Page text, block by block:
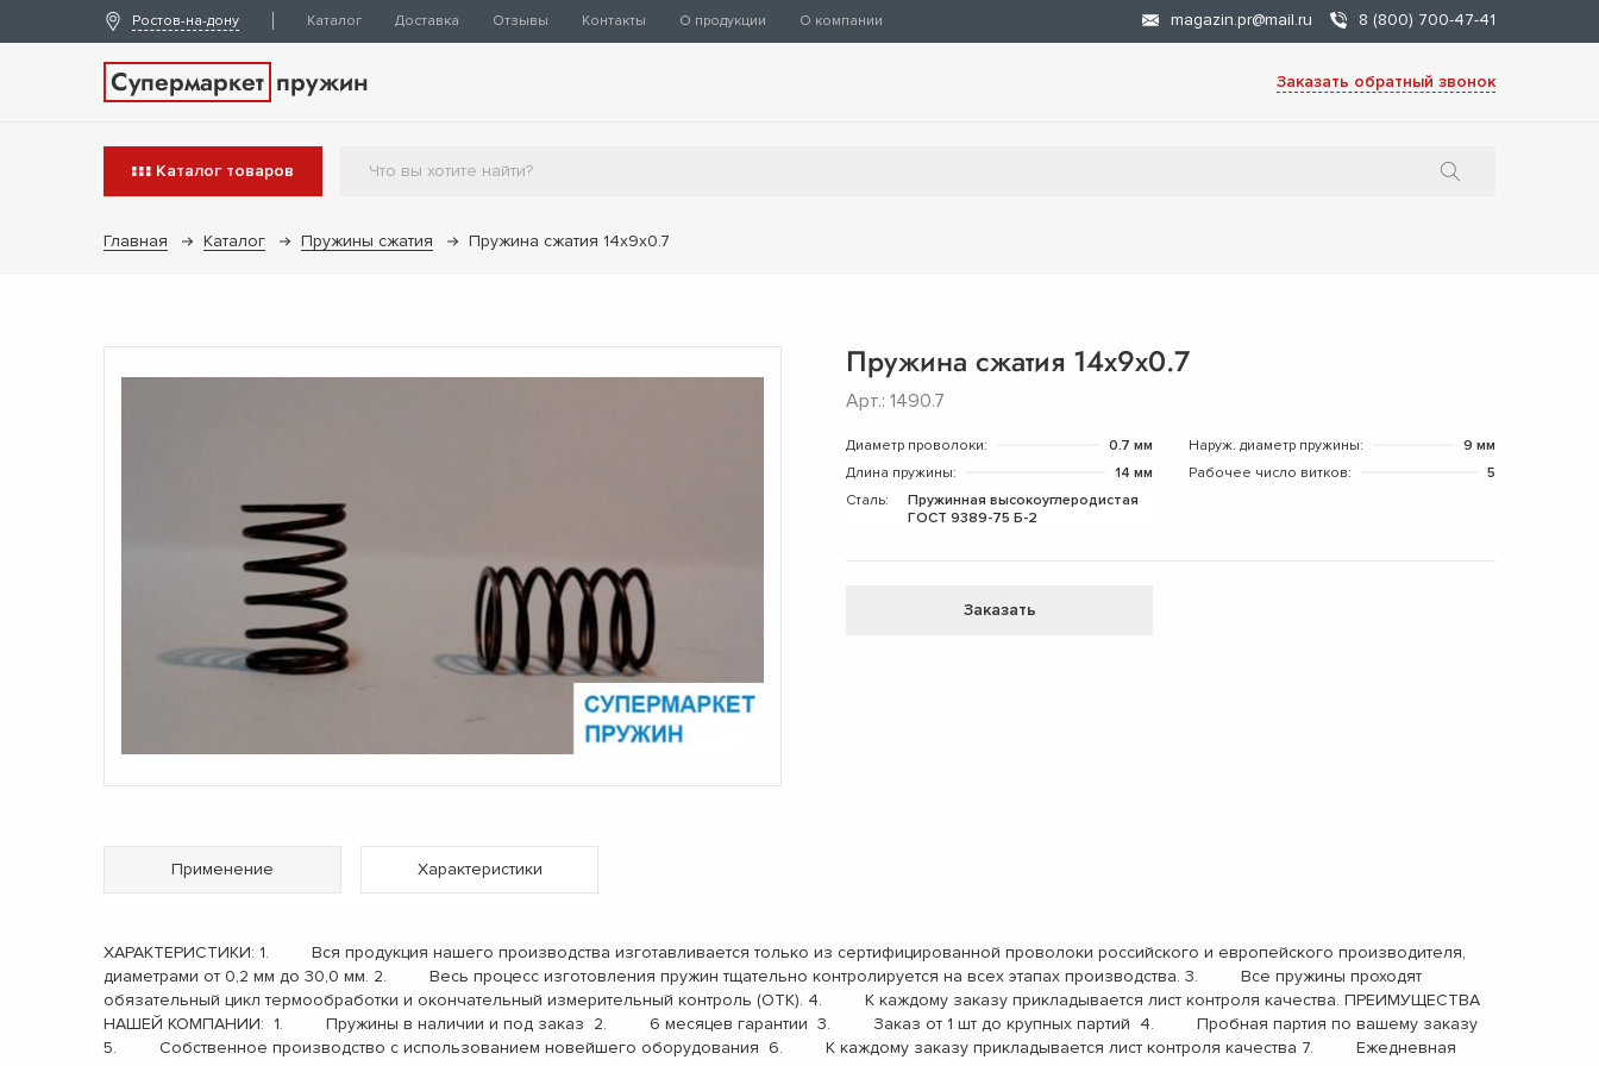
Ростов-на-дону Каталог Доставка Отзывы Контакты О продукции О компании magazin.pr@mail.ru 8 (800) 700-47-41
Супермаркет пружин Заказать обратный звонок
Каталог товаров
Главная Каталог Пружины сжатия Пружина сжатия 14х9х0.7
Пружина сжатия 14х9х0.7
Арт.: 1490.7
Диаметр проволоки: 0.7 мм Наруж. диаметр пружины:
9 мм
Длина пружины:
14 мм Рабочее число витков:
5
Сталь:
Пружинная высокоуглеродистая
ГОСТ 9389-75 Б-2
Заказать
Применение Характеристики
ХАРАКТЕРИСТИКИ: 1. Вся продукция нашего производства изготавливается только из сертифицированной проволоки российского и европейского производителя,
диаметрами от 0,2 мм до 30,0 мм. 2. Весь процесс изготовления пружин тщательно контролируется на всех этапах производства. 3. Все пружины проходят
обязательный цикл термообработки и окончательный измерительный контроль (ОТК). 4. К каждому заказу прикладывается лист контроля качества. ПРЕИМУЩЕСТВА
НАШЕЙ КОМПАНИИ: 1. Пружины в наличии и под заказ 2. 6 месяцев гарантии 3. Заказ от 1 шт до крупных партий 4. Пробная партия по вашему заказу
5. Собственное производство с использованием новейшего оборудования 6. К каждому заказу прикладывается лист контроля качества 7. Ежедневная